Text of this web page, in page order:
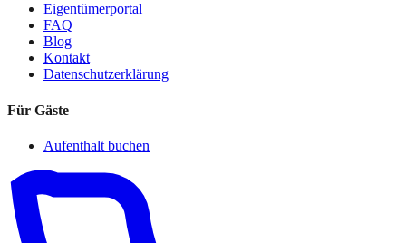
Eigentümerportal
FAQ
Blog
Kontakt
Datenschutzerklärung
Für Gäste
Aufenthalt buchen